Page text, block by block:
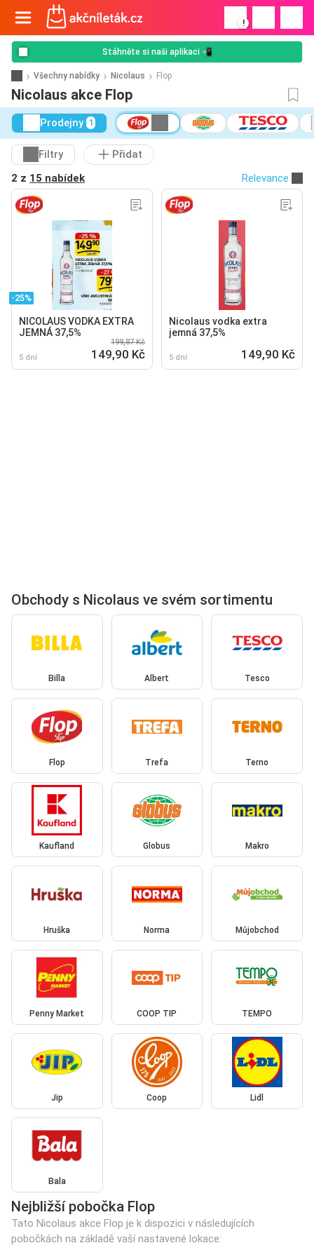
!
Stáhněte si naši aplikaci 📲
Všechny nabídky Nicolaus Flop
Nicolaus akce Flop
Prodejny 1
Filtry
Přidat
2 z 15 nabídek Relevance
-25%
NICOLAUS VODKA EXTRA
JEMNÁ 37,5%
5 dní
199,87 Kč
149,90 Kč
Nicolaus vodka extra
jemná 37,5%
5 dní 149,90 Kč
Obchody s Nicolaus ve svém sortimentu
Billa Albert Tesco
Flop Trefa Terno
Kaufland Globus Makro
Hruška Norma Můjobchod
Penny Market COOP TIP TEMPO
Jip Coop Lidl
Bala
Nejbližší pobočka Flop
Tato Nicolaus akce Flop je k dispozici v následujících
pobočkách na základě vaší nastavené lokace: